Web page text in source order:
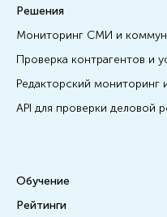
Решения
Мониторинг СМИ и
Проверка контрагентов и
Редакторский
API для проверки деловой
Обучение
Рейтинги